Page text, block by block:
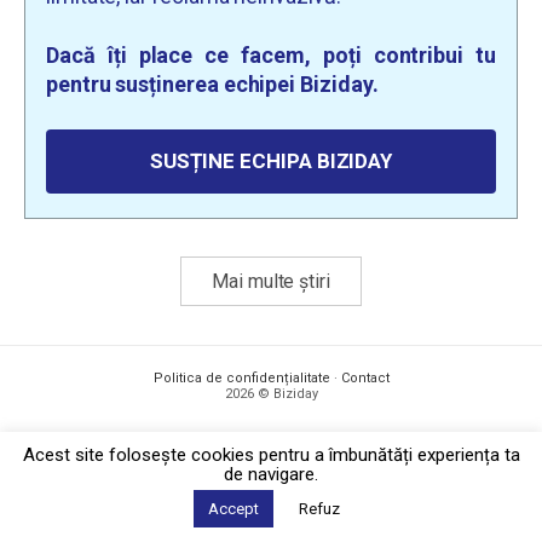
Dacă îți place ce facem, poți contribui tu
pentru susținerea echipei Biziday.
SUSȚINE ECHIPA BIZIDAY
Mai multe știri
Politica de confidențialitate · Contact
2026 © Biziday
Acest site foloseşte cookies pentru a îmbunătăți experiența ta
de navigare.
Accept Refuz